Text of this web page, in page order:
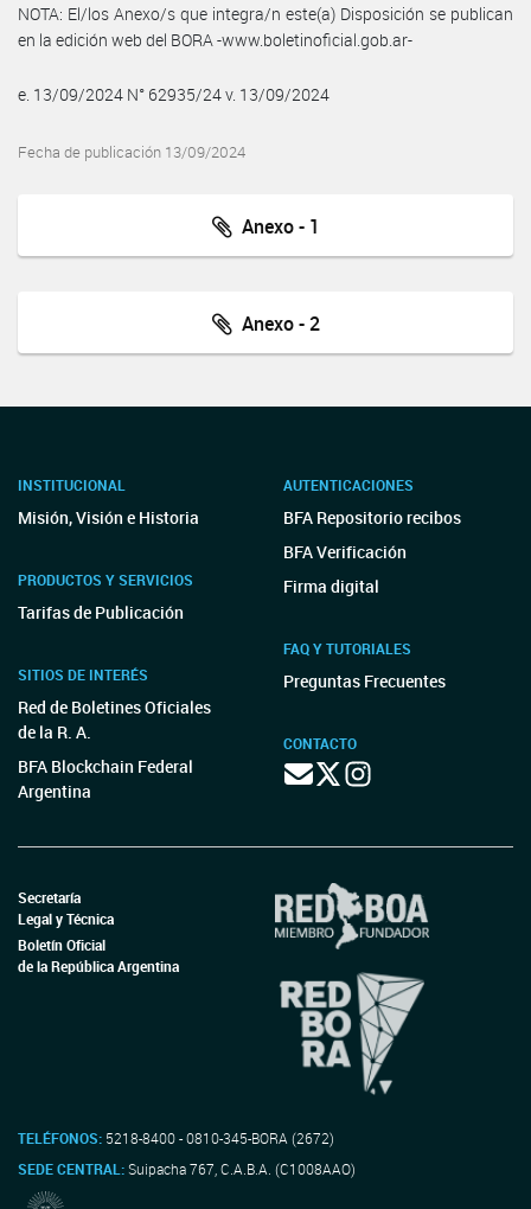
NOTA: El/los Anexo/s que integra/n este(a) Disposición se publican
en la edición web del BORA -www.boletinoficial.gob.ar-
e. 13/09/2024 N° 62935/24 v. 13/09/2024
Fecha de publicación 13/09/2024
Anexo - 1
Anexo - 2
INSTITUCIONAL
Misión, Visión e Historia
PRODUCTOS Y SERVICIOS
Tarifas de Publicación
SITIOS DE INTERÉS
Red de Boletines Oficiales
de la R. A.
BFA Blockchain Federal
Argentina
AUTENTICACIONES
BFA Repositorio recibos
BFA Verificación
Firma digital
FAQ Y TUTORIALES
Preguntas Frecuentes
CONTACTO
Secretaría
Legal y Técnica
Boletín Oficial
de la República Argentina
TELÉFONOS: 5218-8400 - 0810-345-BORA (2672)
SEDE CENTRAL:Suipacha 767, C.A.B.A. (C1008AAO)